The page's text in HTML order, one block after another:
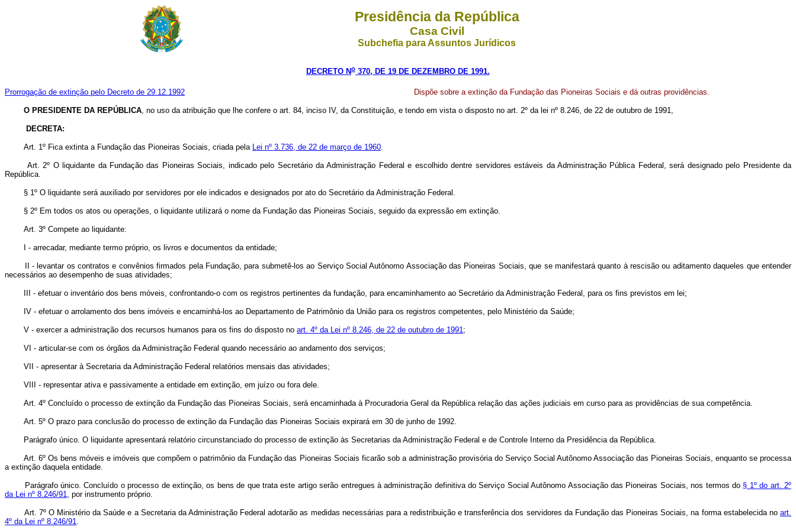
Presidência da República
Casa Civil
Subchefia para Assuntos Jurídicos
DECRETO No 370, DE 19 DE DEZEMBRO DE 1991.
Prorrogação de extinção pelo Decreto de 29.12.1992 Dispõe sobre a extinção da Fundação das Pioneiras Sociais e dá outras providências.
O PRESIDENTE DA REPÚBLICA, no uso da atribuição que lhe confere o art. 84, inciso IV, da Constituição, e tendo em vista o disposto no art. 2º da lei nº 8.246, de 22 de outubro de 1991,
DECRETA:
Art. 1º Fica extinta a Fundação das Pioneiras Sociais, criada pela Lei nº 3.736, de 22 de março de 1960.
Art. 2º O liquidante da Fundação das Pioneiras Sociais, indicado pelo Secretário da Administração Federal e escolhido dentre servidores estáveis da Administração Pública Federal, será designado pelo Presidente da
República.
§ 1º O liquidante será auxiliado por servidores por ele indicados e designados por ato do Secretário da Administração Federal.
§ 2º Em todos os atos ou operações, o liquidante utilizará o nome da Fundação das Pioneiras Sociais, seguido da expressão em extinção.
Art. 3º Compete ao liquidante:
I - arrecadar, mediante termo próprio, os livros e documentos da entidade;
II - levantar os contratos e convênios firmados pela Fundação, para submetê-los ao Serviço Social Autônomo Associação das Pioneiras Sociais, que se manifestará quanto à rescisão ou aditamento daqueles que entender
necessários ao desempenho de suas atividades;
III - efetuar o inventário dos bens móveis, confrontando-o com os registros pertinentes da fundação, para encaminhamento ao Secretário da Administração Federal, para os fins previstos em lei;
IV - efetuar o arrolamento dos bens imóveis e encaminhá-los ao Departamento de Patrimônio da União para os registros competentes, pelo Ministério da Saúde;
V - exercer a administração dos recursos humanos para os fins do disposto no art. 4º da Lei nº 8.246, de 22 de outubro de 1991;
VI - articular-se com os órgãos da Administração Federal quando necessário ao andamento dos serviços;
VII - apresentar à Secretaria da Administração Federal relatórios mensais das atividades;
VIII - representar ativa e passivamente a entidade em extinção, em juízo ou fora dele.
Art. 4º Concluído o processo de extinção da Fundação das Pioneiras Sociais, será encaminhada à Procuradoria Geral da República relação das ações judiciais em curso para as providências de sua competência.
Art. 5º O prazo para conclusão do processo de extinção da Fundação das Pioneiras Sociais expirará em 30 de junho de 1992.
Parágrafo único. O liquidante apresentará relatório circunstanciado do processo de extinção às Secretarias da Administração Federal e de Controle Interno da Presidência da República.
Art. 6º Os bens móveis e imóveis que compõem o patrimônio da Fundação das Pioneiras Sociais ficarão sob a administração provisória do Serviço Social Autônomo Associação das Pioneiras Sociais, enquanto se processa
a extinção daquela entidade.
Parágrafo único. Concluído o processo de extinção, os bens de que trata este artigo serão entregues à administração definitiva do Serviço Social Autônomo Associação das Pioneiras Sociais, nos termos do § 1º do art. 2º
da Lei nº 8.246/91, por instrumento próprio.
Art. 7º O Ministério da Saúde e a Secretaria da Administração Federal adotarão as medidas necessárias para a redistribuição e transferência dos servidores da Fundação das Pioneiras Sociais, na forma estabelecida noart.
4º da Lei nº 8.246/91.